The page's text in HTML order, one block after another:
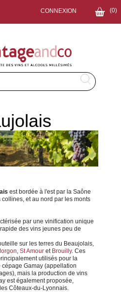
(0)
CONNEXION
est bordée à l'est par la Saône
et au nord par les monts
par une vinification unique
des vins jeunes peu de
sur les terres du Beaujolais,
,St Amour et Brouilly. Ces
utilisés pour la
Gamay (appellation
mais la production de vins
est également proposée,
Côteaux-du-Lyonnais.